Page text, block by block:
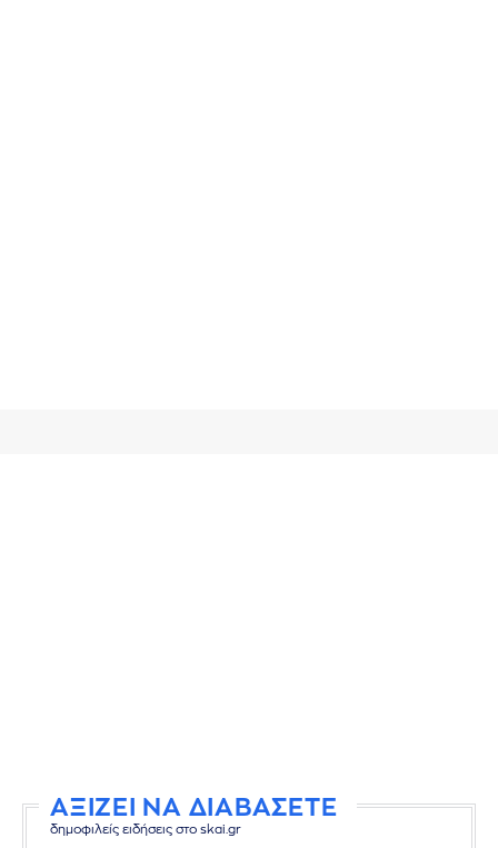
ΑΞΙΖΕΙ ΝΑ ΔΙΑΒΑΣΕΤΕ
δημοφιλείς ειδήσεις στο skai.gr